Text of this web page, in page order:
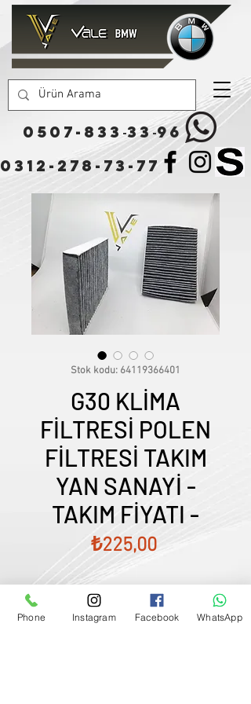
0507-833 -33-96
0312-278-73-77
Stok kodu: 64119366401
G30 KLİMA
FİLTRESİ POLEN
FİLTRESİ TAKIM
YAN SANAYİ -
TAKIM FİYATI -
₺225,00Fiyat
Satış Temsilcimizle Görüşün
Phone Instagram Facebook WhatsApp